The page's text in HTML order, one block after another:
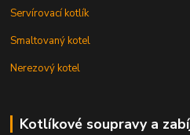
Servírovací kotlík
Smaltovaný kotel
Nerezový kotel
Kotlíkové soupravy a